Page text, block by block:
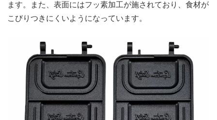
ます。また、表面にはフッ素加工が施されており、食材が
こびりつきにくいようになっています。